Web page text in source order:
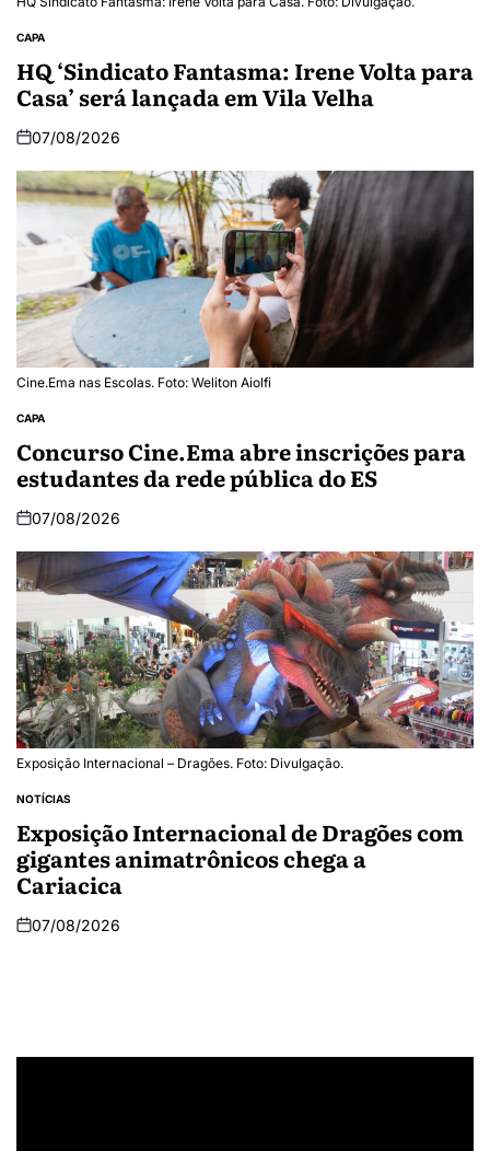
CAPA
HQ ‘Sindicato Fantasma: Irene Volta para
Casa’ será lançada em Vila Velha
07/08/2026
Cine.Ema nas Escolas. Foto: Weliton Aiolfi
CAPA
Concurso Cine.Ema abre inscrições para
estudantes da rede pública do ES
07/08/2026
Exposição Internacional – Dragões. Foto: Divulgação.
NOTÍCIAS
Exposição Internacional de Dragões com
gigantes animatrônicos chega a
Cariacica
07/08/2026